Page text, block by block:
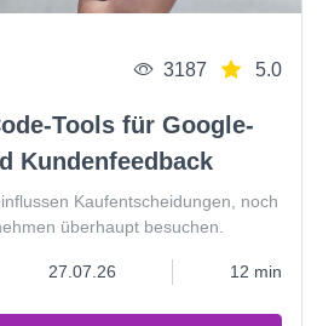
3187 5.0
Tools für Google-
Kundenfeedback
Kaufentscheidungen, noch
überhaupt besuchen.
27.07.26 12 min